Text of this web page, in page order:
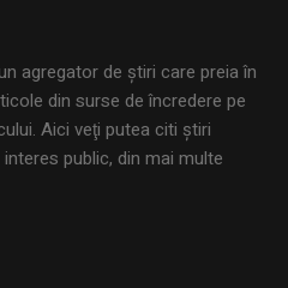
agregator de ştiri care preia în
din surse de încredere pe
Aici veţi putea citi ştiri
public, din mai multe